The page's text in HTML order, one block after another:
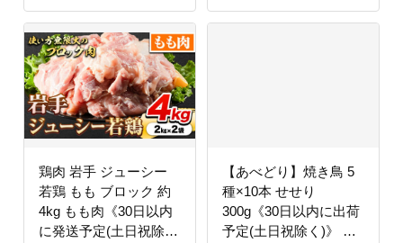
--
鶏肉 岩手 ジューシー
若鶏 もも ブロック 約
4kg もも肉《30日以内
に発送予定(土日祝除
【あべどり】焼き鳥 5
種×10本 せせり
300g《30日以内に出荷
予定(土日祝除く)》 セ